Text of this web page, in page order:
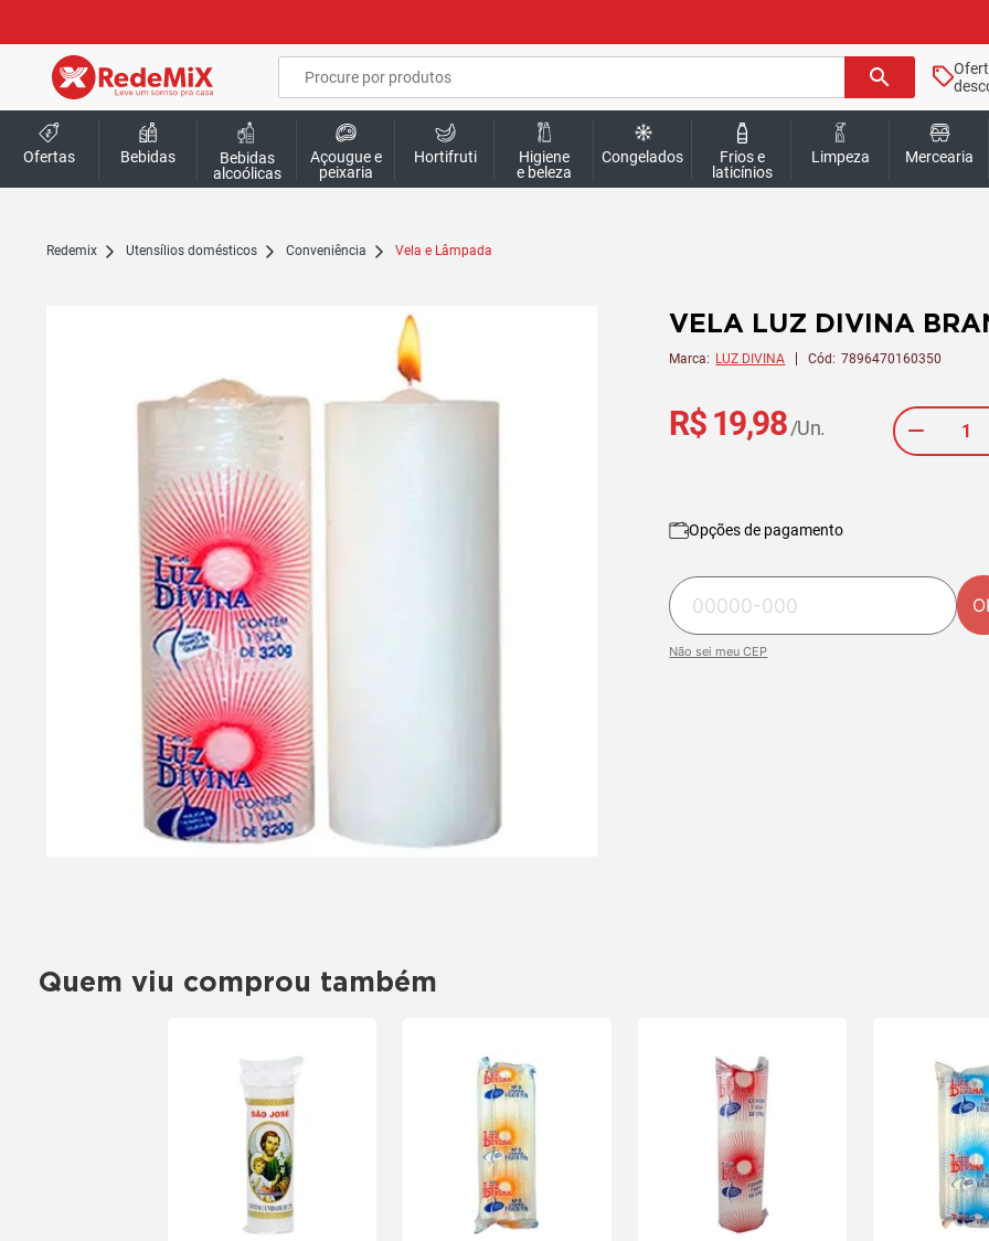
search
Ofertas Bebidas
Bebidas
alcoólicas
Açougue e
peixaria
Hortifruti
Higiene
e beleza
Congelados
Frios e
laticínios
Limpeza Mercearia
redemix Utensílios domésticos Conveniência Vela e Lâmpada
VELA LUZ DIVINA
Marca: LUZ DIVINA Cód: 7896470160350
R$ 19,98 /Un.
Opções de pagamento
Não sei meu CEP
Quem viu comprou também